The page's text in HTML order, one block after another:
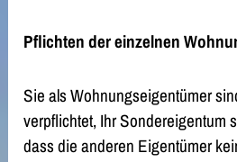
Pflichten der einzelnen
Sie als Wohnungseigentümer
verpflichtet, Ihr Sondereigentum
dass die anderen Eigentümer